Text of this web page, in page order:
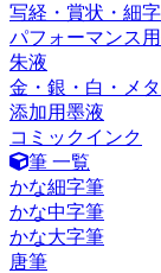
写経・賞状・細
パフォーマンス
朱液
金・銀・白・メ
添加用墨液
コミックインク
筆 一覧
かな細字筆
かな中字筆
かな大字筆
唐筆